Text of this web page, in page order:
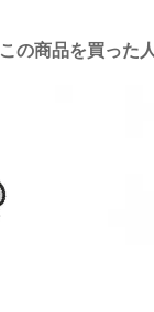
この商品を買った